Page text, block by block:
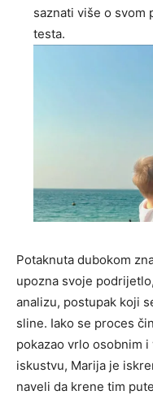
saznati više o svom
testa.
Potaknuta dubokom
upozna svoje
analizu, postupak koji
sline. Iako se proces
pokazao vrlo osobnim
iskustvu, Marija je
naveli da krene tim